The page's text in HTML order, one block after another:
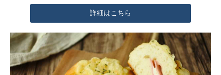
詳細はこちら